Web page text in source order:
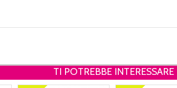
TI POTREBBE INTERESSARE